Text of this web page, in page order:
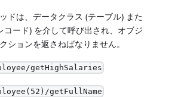
ドは、データクラス (テーブル) また
コード) を介して呼び出され、オブジ
ションを返さねばなりません。
getHighSalaries
getFullName